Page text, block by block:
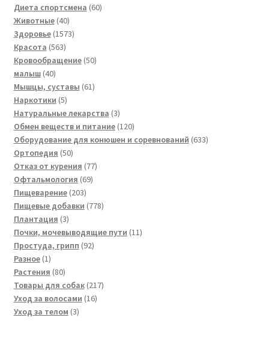
товаров
Диета спортсмена 6060
Животные 4040
товаров
Здоровье 15731573
Красота 563563
товара
Кровообращение 5050
малыш 4040
товаров
Мышцы, суставы 6161
Наркотики 55
товаров
Натуральные лекарства 33
товара
Обмен веществ и питание 120120
товаров
Оборудование для конюшен и соревнований 633633
Ортопедия 5050
товаров
Отказ от курения 7777
Офтальмология 6969
Пищеварение 203203
товара
Пищевые добавки 778778
Плантация 33
товара
Почки, мочевыводящие пути 1111
Простуда, грипп 9292
Разное 11
товар
Растения 8080
товаров
Товары для собак 217217
Уход за волосами 1616
Уход за телом 33